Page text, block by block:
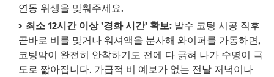
연동 위생을 맞춰주세요.
최소 12시간 이상 '경화 시간' 확보: 발수 코팅 시공 직후
곧바로 비를 맞거나 워셔액을 분사해 와이퍼를 가동하면,
코팅막이 완전히 안착하기도 전에 다 긁혀 나가 수명이 극
도로 짧아집니다. 가급적 비 예보가 없는 전날 저녁이나